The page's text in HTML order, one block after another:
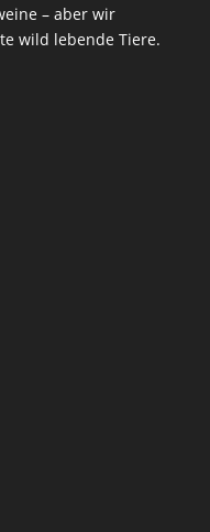
– aber wir
wild lebende Tiere.